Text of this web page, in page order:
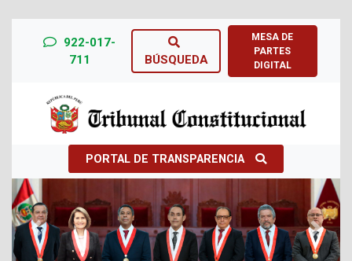
922-017-
711
BÚSQUEDA
MESA DE
PARTES
DIGITAL
PORTAL DE TRANSPARENCIA
Previous Next